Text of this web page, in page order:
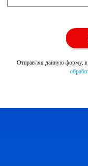
Отправляя данную форму,